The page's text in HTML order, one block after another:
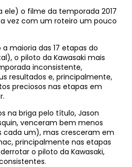
ele) o filme da temporada 2017
vez com um roteiro um pouco
maioria das 17 etapas do
o piloto da Kawasaki mais
inconsistente,
resultados e, principalmente,
preciosos nas etapas em
na briga pelo título, Jason
venceram bem menos
cada um), mas cresceram em
principalmente nas etapas
o piloto da Kawasaki,